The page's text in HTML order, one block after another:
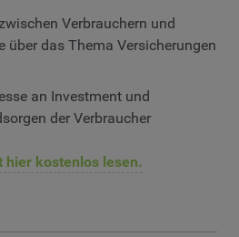
Verbrauchern und
über das Thema Versicherungen
an Investment und
der Verbraucher
hier kostenlos lesen.